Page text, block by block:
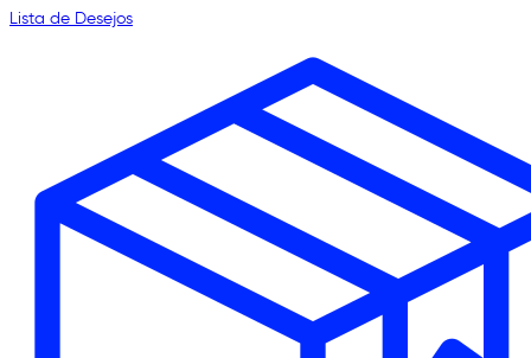
Lista de Desejos